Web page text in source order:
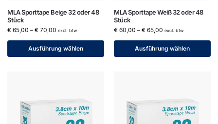
MLA Sporttape Beige 32 oder 48
Stück
€ 65,00 – € 70,00 excl. btw
Ausführung wählen
MLA Sporttape Weiß 32 oder 48
Stück
€ 60,00 – € 65,00 excl. btw
Ausführung wählen